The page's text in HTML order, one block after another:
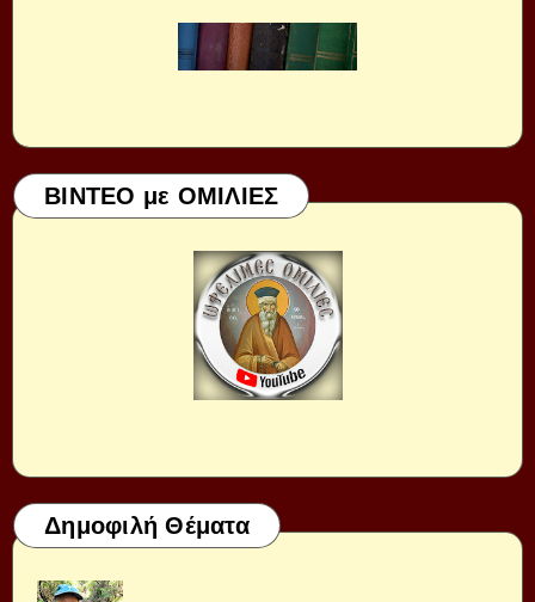
ΒΙΝΤΕΟ με ΟΜΙΛΙΕΣ
Δημοφιλή Θέματα